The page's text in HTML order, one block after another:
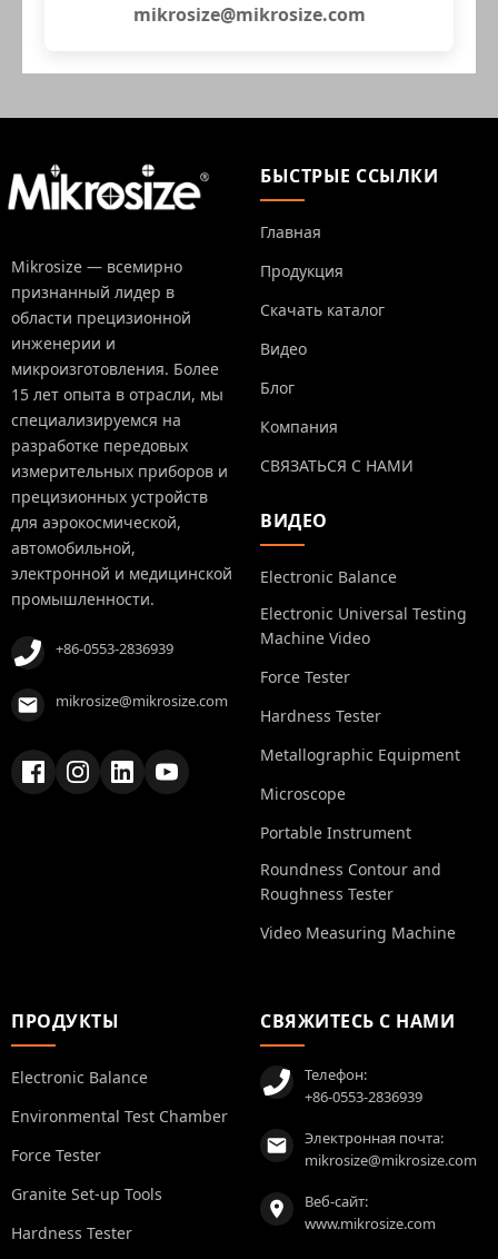
mikrosize@mikrosize.com
Mikrosize — всемирно
признанный лидер в
области прецизионной
инженерии и
микроизготовления. Более
15 лет опыта в отрасли, мы
специализируемся на
разработке передовых
измерительных приборов и
прецизионных устройств
для аэрокосмической,
автомобильной,
электронной и медицинской
промышленности.
+86-0553-2836939
mikrosize@mikrosize.com
БЫСТРЫЕ ССЫЛКИ
Главная
Продукция
Скачать каталог
Видео
Блог
Компания
СВЯЗАТЬСЯ С НАМИ
ВИДЕО
Electronic Balance
Electronic Universal Testing
Machine Video
Force Tester
Hardness Tester
Metallographic Equipment
Microscope
Portable Instrument
Roundness Contour and
Roughness Tester
Video Measuring Machine
ПРОДУКТЫ
Electronic Balance
Environmental Test Chamber
Force Tester
Granite Set-up Tools
Hardness Tester
СВЯЖИТЕСЬ С НАМИ
Телефон:
+86-0553-2836939
Электронная почта:
mikrosize@mikrosize.com
Веб-сайт:
www.mikrosize.com